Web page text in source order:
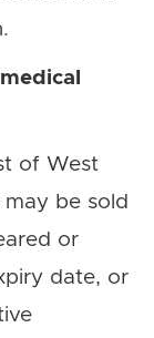
of West
be sold
or
date, or